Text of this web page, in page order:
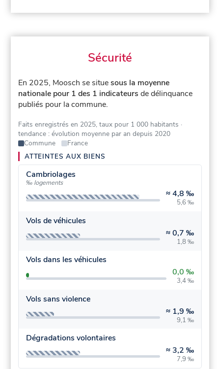
Sécurité
En 2025, Moosch se situesous la moyenne
nationale pour 1 des 1 indicateurs de délinquance
publiés pour la commune.
Faits enregistrés en 2025, taux pour 1 000 habitants ·
tendance : évolution moyenne par an depuis 2020
Commune
France
ATTEINTES AUX BIENS
Cambriolages
‰ logements
≈4,8 ‰
5,6 ‰
Vols de véhicules
≈0,7 ‰
1,8 ‰
Vols dans les véhicules
0,0 ‰
3,4 ‰
Vols sans violence
≈ 1,9 ‰
9,1 ‰
Dégradations volontaires
≈ 3,2 ‰
7,9 ‰